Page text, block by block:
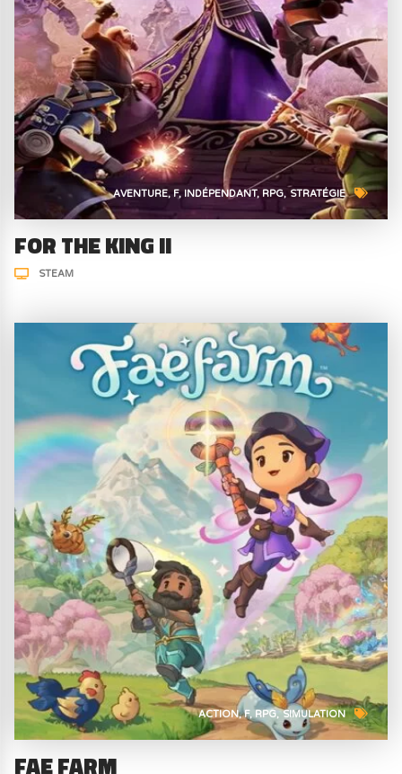
AVENTURE F INDÉPENDANT RPG STRATÉGIE
FOR THE KING II
STEAM
ACTION F RPG SIMULATION
FAE FARM